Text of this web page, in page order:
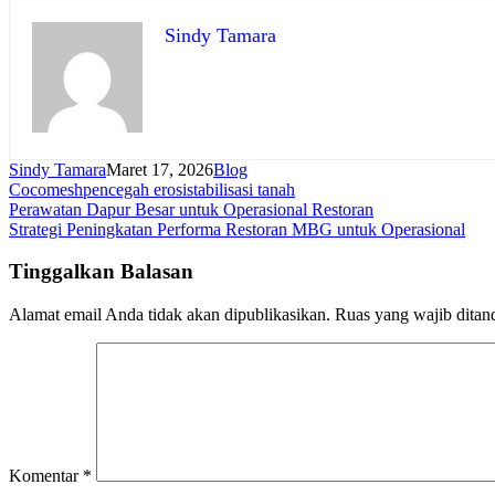
Sindy Tamara
Sindy TamaraMaret 17, 2026Blog
Cocomeshpencegah erosistabilisasi tanah
Navigasi
pos
Perawatan Dapur Besar untuk Operasional Restoran
Strategi Peningkatan Performa Restoran MBG untuk Operasional
Tinggalkan Balasan
Alamat email Anda tidak akan dipublikasikan. Ruas yang wajib
Komentar *